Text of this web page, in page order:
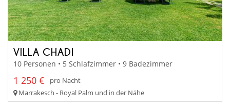
VILLA CHADI
10 Personen • 5 Schlafzimmer • 9 Badezimmer
1 250 €
pro Nacht
Marrakesch - Royal Palm und in der Nähe